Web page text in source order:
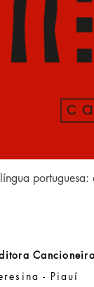
- Piauí